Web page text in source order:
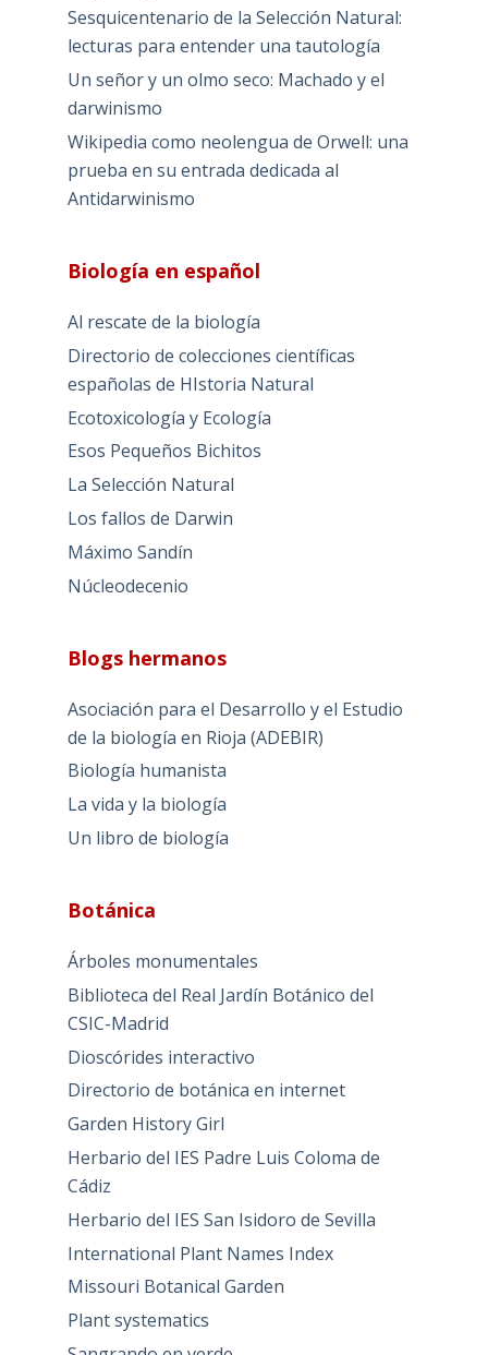
Sesquicentenario de la Selección Natural:
lecturas para entender una tautología
Un señor y un olmo seco: Machado y el
darwinismo
Wikipedia como neolengua de Orwell: una
prueba en su entrada dedicada al
Antidarwinismo
Biología en español
Al rescate de la biología
Directorio de colecciones científicas
españolas de HIstoria Natural
Ecotoxicología y Ecología
Esos Pequeños Bichitos
La Selección Natural
Los fallos de Darwin
Máximo Sandín
Núcleodecenio
Blogs hermanos
Asociación para el Desarrollo y el Estudio
de la biología en Rioja (ADEBIR)
Biología humanista
La vida y la biología
Un libro de biología
Botánica
Árboles monumentales
Biblioteca del Real Jardín Botánico del
CSIC-Madrid
Dioscórides interactivo
Directorio de botánica en internet
Garden History Girl
Herbario del IES Padre Luis Coloma de
Cádiz
Herbario del IES San Isidoro de Sevilla
International Plant Names Index
Missouri Botanical Garden
Plant systematics